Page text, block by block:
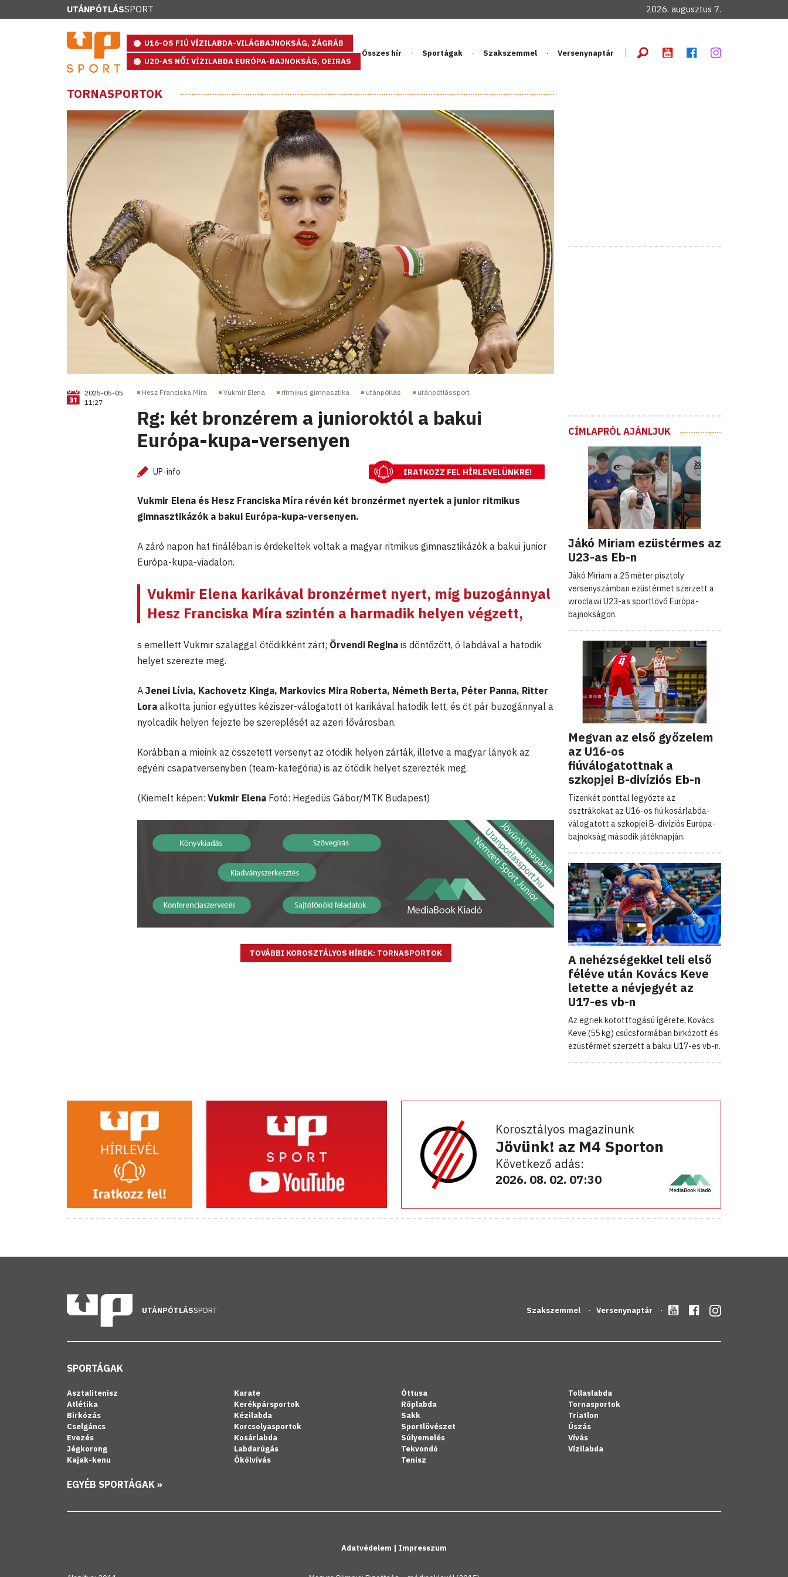
UTÁNPÓTLÁSSPORT 2026. augusztus 7.
U16-OS FIÚ VÍZILABDA-VILÁGBAJNOKSÁG, ZÁGRÁB
U20-AS NŐI VÍZILABDA EURÓPA-BAJNOKSÁG, OEIRAS
Összes hír Sportágak Szakszemmel Versenynaptár
TORNASPORTOK
2025-05-05
11:27
Hesz Franciska Míra Vukmir Elena ritmikus gimnasztika utánpótlás utánpótlássport
Rg: két bronzérem a junioroktól a bakui
Európa-kupa-versenyen
UP-info IRATKOZZ FEL HÍRLEVELÜNKRE!
Vukmir Elena és Hesz Franciska Míra révén két bronzérmet nyertek a junior ritmikus
gimnasztikázók a bakui Európa-kupa-versenyen.
A záró napon hat fináléban is érdekeltek voltak a magyar ritmikus gimnasztikázók a bakui junior
Európa-kupa-viadalon.
Vukmir Elena karikával bronzérmet nyert, míg buzogánnyal
Hesz Franciska Míra szintén a harmadik helyen végzett,
s emellett Vukmir szalaggal ötödikként zárt; Örvendi Regina is döntőzött, ő labdával a hatodik
helyet szerezte meg.
A Jenei Lívia, Kachovetz Kinga, Markovics Mira Roberta, Németh Berta, Péter Panna, Ritter
Lora alkotta junior együttes kéziszer-válogatott öt karikával hatodik lett, és öt pár buzogánnyal a
nyolcadik helyen fejezte be szereplését az azeri fővárosban.
Korábban a mieink az összetett versenyt az ötödik helyen zárták, illetve a magyar lányok az
egyéni csapatversenyben (team-kategória) is az ötödik helyet szerezték meg.
(Kiemelt képen: Vukmir Elena Fotó: Hegedüs Gábor/MTK Budapest)
TOVÁBBI KOROSZTÁLYOS HÍREK: TORNASPORTOK
CÍMLAPRÓL AJÁNLJUK
Jákó Miriam ezüstérmes az
U23-as Eb-n
Jákó Miriam a 25 méter pisztoly
versenyszámban ezüstérmet szerzett a
wroclawi U23-as sportlövő Európa-
bajnokságon.
Megvan az első győzelem
az U16-os
fiúválogatottnak a
szkopjei B-divíziós Eb-n
Tizenkét ponttal legyőzte az
osztrákokat az U16-os fiú kosárlabda-
válogatott a szkopjei B-divíziós Európa-
bajnokság második játéknapján.
A nehézségekkel teli első
féléve után Kovács Keve
letette a névjegyét az
U17-es vb-n
Az egriek kötöttfogású ígérete, Kovács
Keve (55 kg) csúcsformában birkózott és
ezüstérmet szerzett a bakui U17-es vb-n.
Korosztályos magazinunk
Jövünk! az M4 Sporton
Következő adás:
2026. 08. 02. 07:30
UTÁNPÓTLÁSSPORT Szakszemmel Versenynaptár
SPORTÁGAK
Asztalitenisz
Atlétika
Birkózás
Cselgáncs
Evezés
Jégkorong
Kajak-kenu
Karate
Kerékpársportok
Kézilabda
Korcsolyasportok
Kosárlabda
Labdarúgás
Ökölvívás
Öttusa
Röplabda
Sakk
Sportlövészet
Súlyemelés
Tekvondó
Tenisz
Tollaslabda
Tornasportok
Triatlon
Úszás
Vívás
Vízilabda
EGYÉB SPORTÁGAK »
Adatvédelem | Impresszum